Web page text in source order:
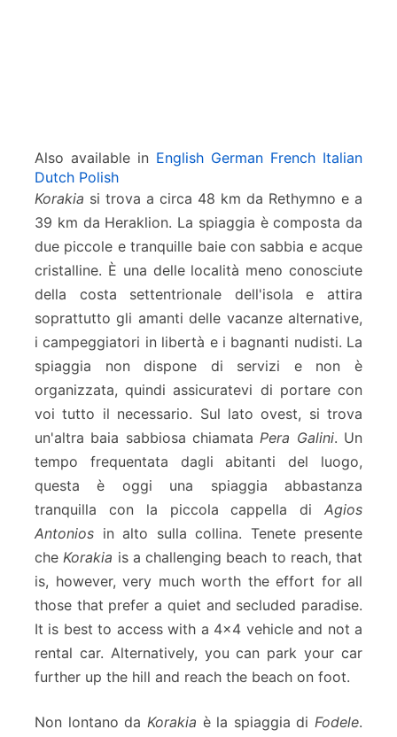
Also available in English German French Italian
Dutch Polish
Korakia si trova a circa 48 km da Rethymno e a
39 km da Heraklion. La spiaggia è composta da
due piccole e tranquille baie con sabbia e acque
cristalline. È una delle località meno conosciute
della costa settentrionale dell'isola e attira
soprattutto gli amanti delle vacanze alternative,
i campeggiatori in libertà e i bagnanti nudisti. La
spiaggia non dispone di servizi e non è
organizzata, quindi assicuratevi di portare con
voi tutto il necessario. Sul lato ovest, si trova
un'altra baia sabbiosa chiamata Pera Galini. Un
tempo frequentata dagli abitanti del luogo,
questa è oggi una spiaggia abbastanza
tranquilla con la piccola cappella di Agios
Antonios in alto sulla collina. Tenete presente
che Korakia is a challenging beach to reach, that
is, however, very much worth the effort for all
those that prefer a quiet and secluded paradise.
It is best to access with a 4×4 vehicle and not a
rental car. Alternatively, you can park your car
further up the hill and reach the beach on foot.
Non lontano da Korakia è la spiaggia di Fodele.